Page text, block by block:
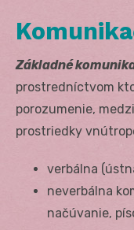
Základné
prostredníctvom
porozumenie,
prostriedky
verbálna
neverbálna
načúvanie,